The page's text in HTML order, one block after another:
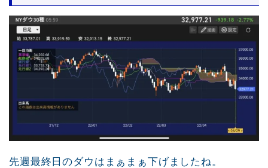
先週最終日のダウはまぁまぁ下げましたね。